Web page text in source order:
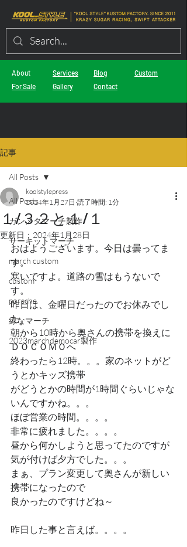
About
For Sale
Services
Gallery
Blog
Contact
Custom
記事
All Posts
ガンメタマーチ製作
サーキットマーチ
march custom
custom
porsche
緑なマーチ
2023marchdemocar製作
All Posts
１/３２と１/１
koolstylepress
2024年1月27日 読了時間: 1分
更新日： 2024年1月28日
おはようございます。今日は曇ってま
す。
寒いですよ。道路の雪はもうないで
す。
昨日は、金曜日だったのでお休みでし
た。
朝から10時から奥さんの携帯を換えに
ＤＯＣＯＭＯへ
終わったら12時。。。家のネットがど
うとかキッズ携帯
がどうとかの時間が1時間ぐらいじゃな
いんですかね。。。
ほぼ営業の時間。。。。
非常に疲れました。。。。
昼から何かしようと思ってたのですが
気が付けば夕方でした。。。
まぁ、プラン変更して奥さんが新しい
携帯になったので
良かったのですけどね～
昨日した事と言えば。。。。